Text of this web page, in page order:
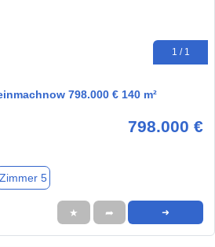
1 / 1
798.000 € 140 m²
798.000 €
Zimmer 5
★ ➦ ➜